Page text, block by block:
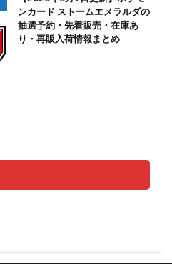
ンカード ストームエメラルダの
抽選予約・先着販売・在庫あ
り・再販入荷情報まとめ